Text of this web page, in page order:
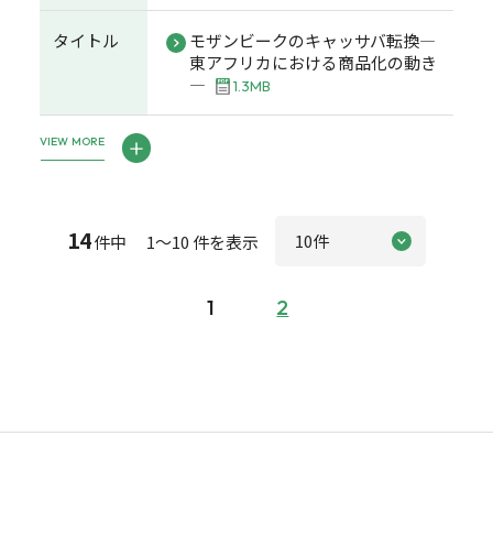
タイトル
モザンビークのキャッサバ転換―
東アフリカにおける商品化の動き
―
1.3MB
VIEW MORE
14件中 1～10 件を表示
1 2